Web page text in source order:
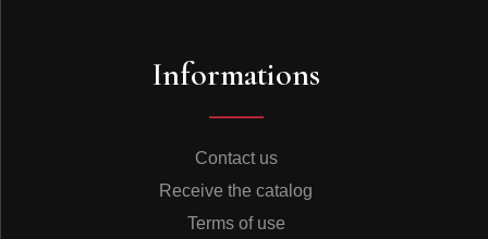
Informations
Contact us
Receive the catalog
Terms of use